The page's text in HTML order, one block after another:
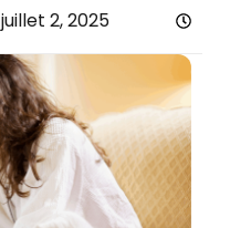
juillet 2, 2025